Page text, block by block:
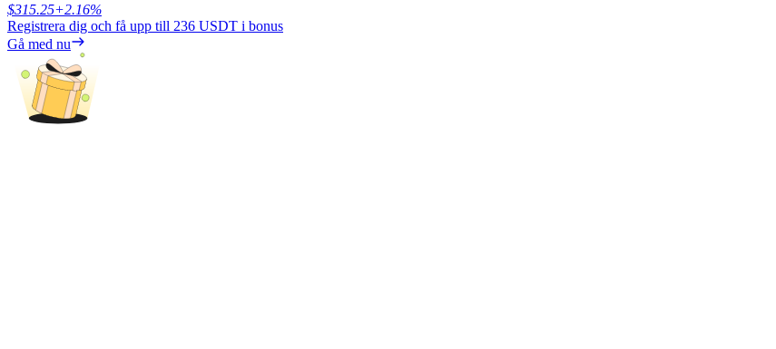
Handelsstrategier
Lär dig hur du håller dig lönsam
$315.25+2.16%
Registrera dig och få upp till 236 USDT i bonus
Gå med nu